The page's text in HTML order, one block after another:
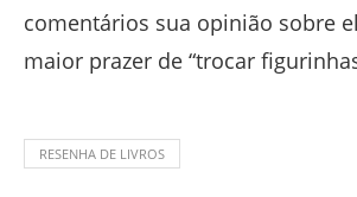
comentários sua opinião sobre
maior prazer de “trocar
RESENHA DE LIVROS